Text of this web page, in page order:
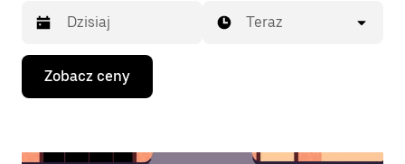
Naciśnij
klawisz
strzałki
Teraz
Zobacz ceny